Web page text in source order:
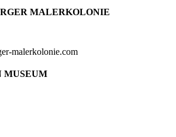
MALERKOLONIE
malerkolonie.com
MUSEUM